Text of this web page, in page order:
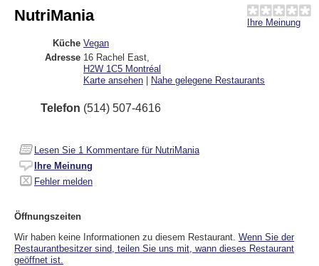
Ihre Meinung
NutriMania
Küche Vegan
Adresse 16 Rachel East
H2W 1C5 Montréal
Karte ansehen | Nahe gelegene Restaurants
Telefon (514) 507-4616
Lesen Sie 1 Kommentare für NutriMania
Ihre Meinung
Fehler melden
Öffnungszeiten
Wir haben keine Informationen zu diesem Restaurant. Wenn Sie der
Restaurantbesitzer sind, teilen Sie uns mit, wann dieses Restaurant
geöffnet ist.